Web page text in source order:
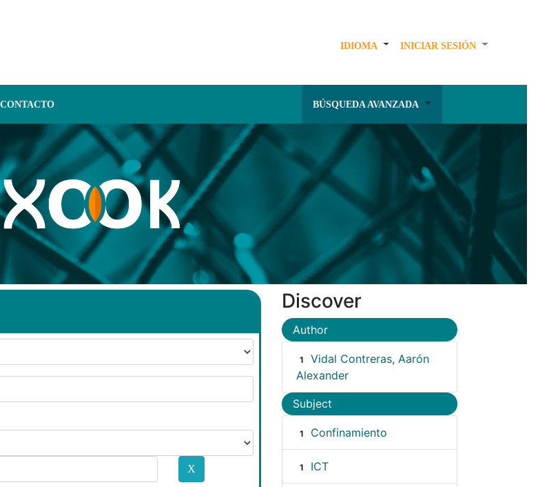
IDIOMA INICIAR SESIÓN
CONTACTO BÚSQUEDA AVANZADA
Discover
Author
1
Vidal Contreras, Aarón
Alexander
Subject
1 Confinamiento
1 ICT